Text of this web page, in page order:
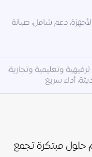
دعم شامل، صيانة
وتعليمية وتجارية،
أداء سريع
حلول مبتكرة تجمع